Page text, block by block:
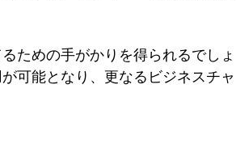
ための手がかりを得られるでしょ
可能となり、更なるビジネスチャ